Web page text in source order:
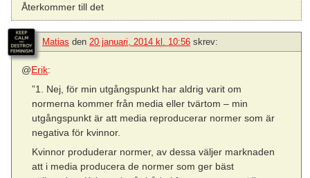
Återkommer till det
Matias den 20 januari, 2014 kl. 10:56 skrev:
@Erik:
”1. Nej, för min utgångspunkt har aldrig varit om
normerna kommer från media eller tvärtom – min
utgångspunkt är att media reproducerar normer som är
negativa för kvinnor.
Kvinnor produderar normer, av dessa väljer marknaden
att i media producera de normer som ger bäst